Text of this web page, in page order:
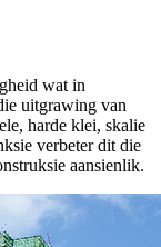
wat in
uitgrawing van
harde klei, skalie
verbeter dit die
aansienlik.